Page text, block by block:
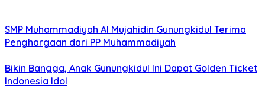
SMP Muhammadiyah Al Mujahidin Gunungkidul Terima
Penghargaan dari PP Muhammadiyah
Bikin Bangga, Anak Gunungkidul Ini Dapat Golden Ticket
Indonesia Idol